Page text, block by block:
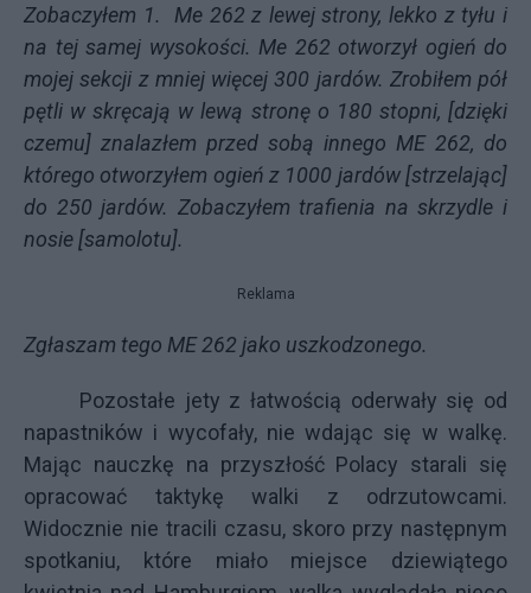
Zobaczyłem 1.
Me 262 z lewej strony, lekko z tyłu i
na tej samej wysokości. Me 262 otworzył ogień do
mojej sekcji z mniej więcej 300 jardów. Zrobiłem pół
pętli w skręcają w lewą stronę o 180 stopni, [dzięki
czemu] znalazłem przed sobą innego ME 262, do
którego otworzyłem ogień z 1000 jardów [strzelając]
do 250 jardów. Zobaczyłem trafienia na skrzydle i
nosie [samolotu].
Reklama
Zgłaszam tego ME 262 jako uszkodzonego.
Pozostałe jety z łatwością oderwały się od
napastników i wycofały, nie wdając się w walkę.
Mając nauczkę na przyszłość Polacy starali się
opracować taktykę walki z odrzutowcami.
Widocznie nie tracili czasu, skoro przy następnym
spotkaniu, które miało miejsce dziewiątego